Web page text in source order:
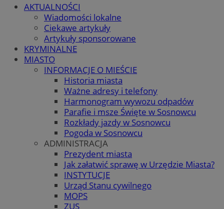
AKTUALNOŚCI
Wiadomości lokalne
Ciekawe artykuły
Artykuły sponsorowane
KRYMINALNE
MIASTO
INFORMACJE O MIEŚCIE
Historia miasta
Ważne adresy i telefony
Harmonogram wywozu odpadów
Parafie i msze Święte w Sosnowcu
Rozkłady jazdy w Sosnowcu
Pogoda w Sosnowcu
ADMINISTRACJA
Prezydent miasta
Jak załatwić sprawę w Urzędzie Miasta?
INSTYTUCJE
Urząd Stanu cywilnego
MOPS
ZUS